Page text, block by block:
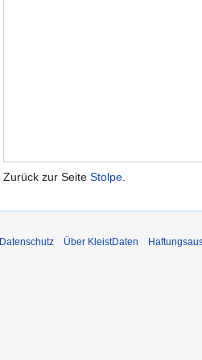
Zurück zur Seite Stolpe.
Datenschutz Über KleistDaten